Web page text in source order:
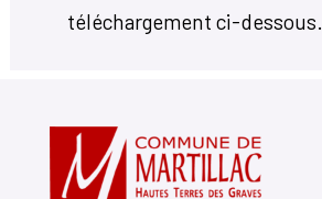
téléchargement ci-dessous.